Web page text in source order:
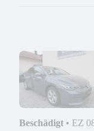
Beschädigt • EZ